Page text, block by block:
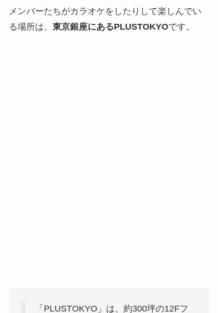
メンバーたちがカラオケをしたりして楽しんでい
る場所は、 東京銀座にあるPLUSTOKYOです。
「PLUSTOKYO」は、約300坪の12Fフ